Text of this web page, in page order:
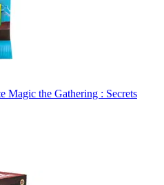
Magic the Gathering : Secrets